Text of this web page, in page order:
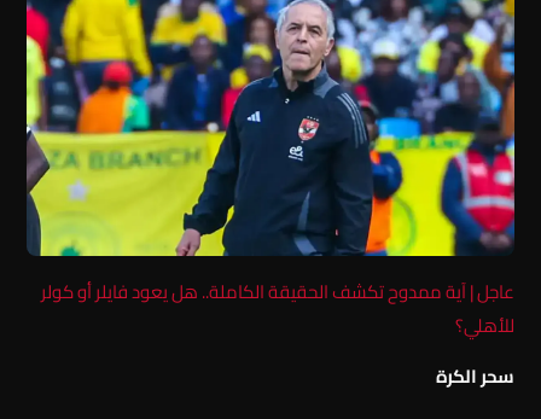
عاجل | آية ممدوح تكشف الحقيقة الكاملة.. هل يعود فايلر أو كولر
للأهلي؟
سحر الكرة